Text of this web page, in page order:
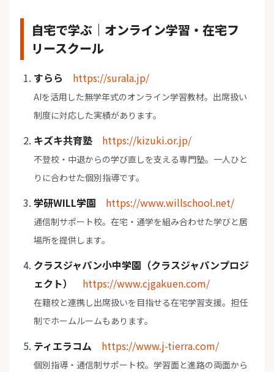
自宅で学ぶ｜オンライン学習・在宅フ
リースクール
すらら https://surala.jp/
AIを活用した無学年式のオンライン学習教材。出席扱い
制度に対応した実績があります。
キズキ共育塾 https://kizuki.or.jp/
不登校・中退からの学び直しを支える専門塾。一人ひと
りに合わせた個別指導です。
学研WILL学園 https://www.willschool.net/
通信制サポート校。在宅・通学を組み合わせた学びと居
場所を提供します。
クラスジャパン小中学園（クラスジャパンプロジ
ェクト）
https://www.cjgakuen.com/
在籍校と連携し出席扱いを目指せる在宅学習支援。担任
制でホームルームもあります。
ティエラコム https://www.j-tierra.com/
個別指導・通信制サポート校。学習面と進路の両面から